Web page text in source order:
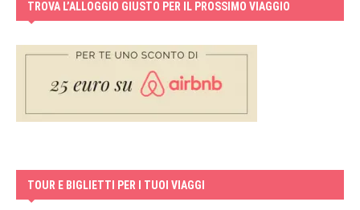
TROVA L’ALLOGGIO GIUSTO PER IL PROSSIMO VIAGGIO
TOUR E BIGLIETTI PER I TUOI VIAGGI